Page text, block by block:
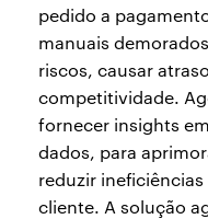
pedido a
manuais
riscos, causar
competitividade.
fornecer insights
dados, para
reduzir
cliente. A solução